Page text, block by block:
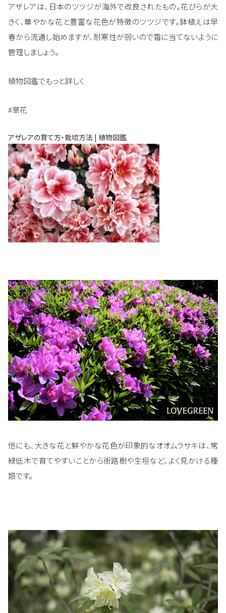
アザレアは、日本のツツジが海外で改良されたもの。花びらが大
きく、華やかな花と豊富な花色が特徴のツツジです。鉢植えは早
春から流通し始めますが、耐寒性が弱いので霜に当てないように
管理しましょう。
植物図鑑でもっと詳しく
#草花
アザレアの育て方・栽培方法 | 植物図鑑
他にも、大きな花と鮮やかな花色が印象的なオオムラサキは、常
緑低木で育てやすいことから街路樹や生垣など、よく見かける種
類です。